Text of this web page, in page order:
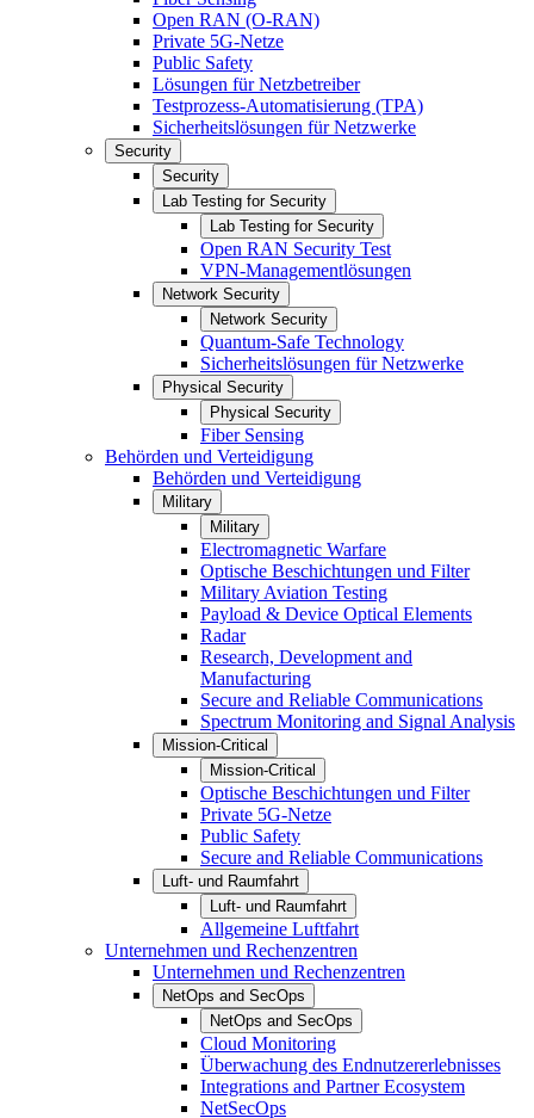
Open RAN (O-RAN)
Private 5G-Netze
Public Safety
Lösungen für Netzbetreiber
Testprozess-Automatisierung (TPA)
Sicherheitslösungen für Netzwerke
Security
Security
Lab Testing for Security
Lab Testing for Security
Open RAN Security Test
VPN-Managementlösungen
Network Security
Network Security
Quantum-Safe Technology
Sicherheitslösungen für Netzwerke
Physical Security
Physical Security
Fiber Sensing
Behörden und Verteidigung
Behörden und Verteidigung
Military
Military
Electromagnetic Warfare
Optische Beschichtungen und Filter
Military Aviation Testing
Payload & Device Optical Elements
Radar
Research, Development and
Manufacturing
Secure and Reliable Communications
Spectrum Monitoring and Signal Analysis
Mission-Critical
Mission-Critical
Optische Beschichtungen und Filter
Private 5G-Netze
Public Safety
Secure and Reliable Communications
Luft- und Raumfahrt
Luft- und Raumfahrt
Allgemeine Luftfahrt
Unternehmen und Rechenzentren
Unternehmen und Rechenzentren
NetOps and SecOps
NetOps and SecOps
Cloud Monitoring
Überwachung des Endnutzererlebnisses
Integrations and Partner Ecosystem
NetSecOps